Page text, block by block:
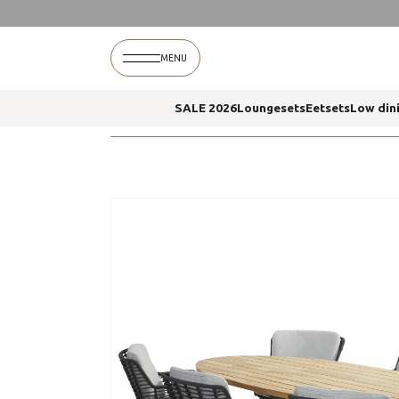
MENU
SALE 2026LoungesetsEetsetsLow
Fabrice dining stoelen antraciet prado
Fabrice dining stoelen antraciet prado